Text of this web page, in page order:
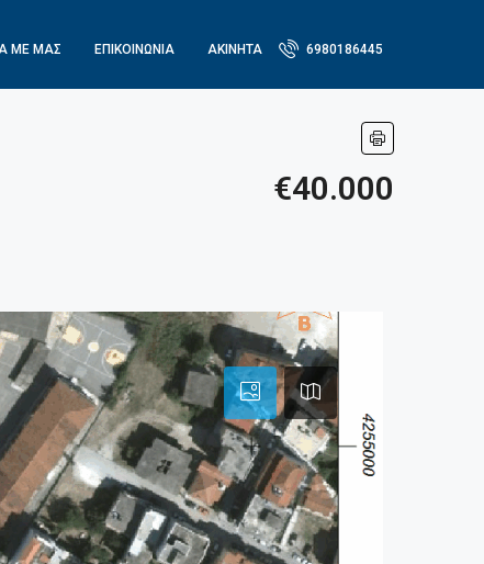
ΜΕ ΜΑΣ ΕΠΙΚΟΙΝΩΝΙΑ ΑΚΙΝΗΤΑ 6980186445
€40.000